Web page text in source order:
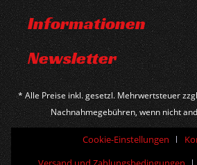
Informationen
Newsletter
* Alle Preise inkl. gesetzl. Mehrwertsteuer
Nachnahmegebühren, wenn nicht
Cookie-Einstellungen